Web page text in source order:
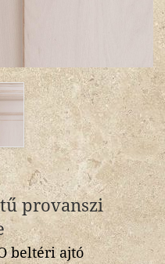
provanszi
beltéri ajtó